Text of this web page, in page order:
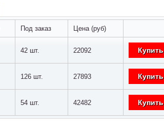
Под заказ Цена (руб)
42 шт. 22092 Купить
126 шт. 27893 Купить
54 шт. 42482 Купить